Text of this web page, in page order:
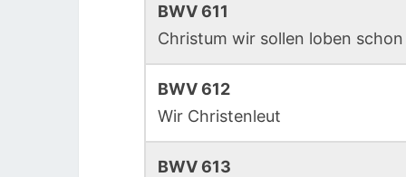
BWV 611
Christum wir sollen loben schon
BWV 612
Wir Christenleut
BWV 613